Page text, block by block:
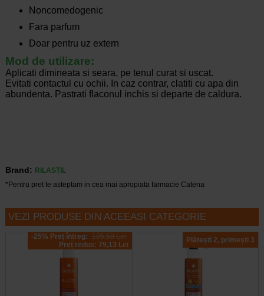
Noncomedogenic
Fara parfum
Doar pentru uz extern
Mod de utilizare:
Aplicati dimineata si seara, pe tenul curat si uscat.
Evitati contactul cu ochii. In caz contrar, clatiti cu apa din
abundenta. Pastrati flaconul inchis si departe de caldura.
Brand:
RILASTIL
*Pentru pret te asteptam in cea mai apropiata farmacie Catena
VEZI PRODUSE DIN ACEEASI CATEGORIE
-25% Preț întreg: 105,50 Lei
Preț redus: 79,13 Lei
Plătești 2, primești 3